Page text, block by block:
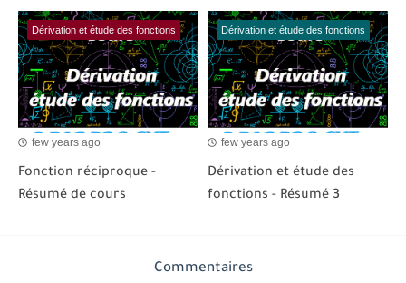
Dérivation et étude des fonctions
few years ago
Fonction réciproque -
Résumé de cours
Dérivation et étude des fonctions
few years ago
Dérivation et étude des
fonctions - Résumé 3
Commentaires